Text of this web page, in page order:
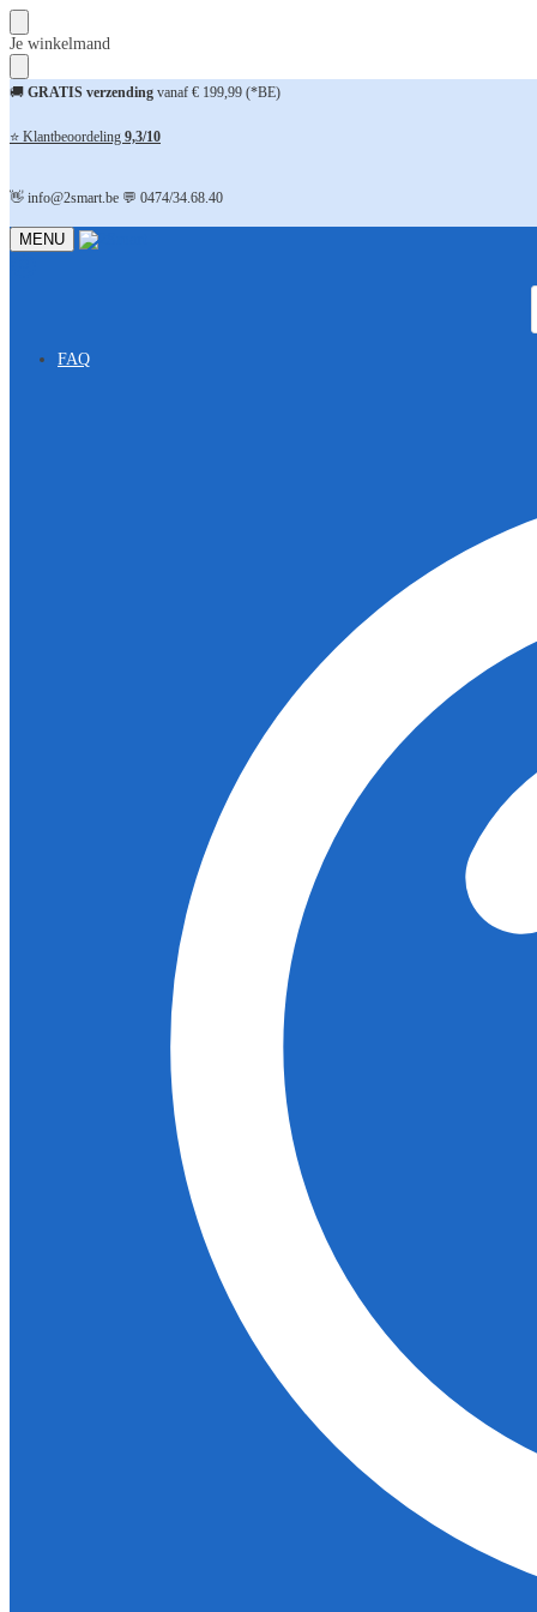
Skip
to
navigation
Skip
to
content
Je winkelmand
🚚 GRATIS verzending vanaf € 199,99 (*BE)
⭐ Klantbeoordeling 9,3/10
👋 info@2smart.be 💬 0474/34.68.40
MENU
FAQ